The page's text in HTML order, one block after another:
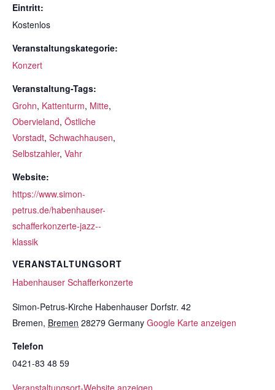
Eintritt:
Kostenlos
Veranstaltungskategorie:
Konzert
Veranstaltung-Tags:
Grohn, Kattenturm, Mitte,
Obervieland, Östliche
Vorstadt, Schwachhausen,
Selbstzahler, Vahr
Website:
https://www.simon-
petrus.de/habenhauser-
schafferkonzerte-jazz--
klassik
VERANSTALTUNGSORT
Habenhauser Schafferkonzerte
Simon-Petrus-Kirche Habenhauser Dorfstr. 42
Bremen, Bremen 28279 Germany Google Karte anzeigen
Telefon
0421-83 48 59
Veranstaltungsort-Website anzeigen